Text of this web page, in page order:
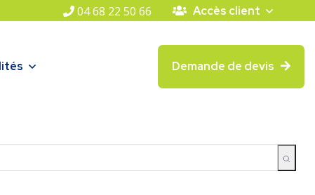
04 68 22 50 66 Accès client
Demande de devis